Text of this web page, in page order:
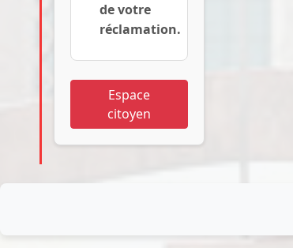
de votre
réclamation.
Espace
citoyen